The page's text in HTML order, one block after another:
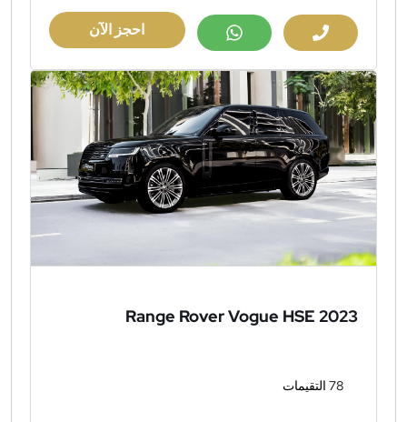
احجز الآن
Range Rover Vogue HSE 2023
78 التقيمات